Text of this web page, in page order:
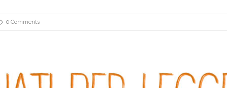
0 Comments